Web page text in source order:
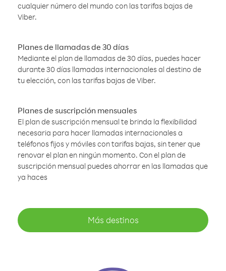
cualquier número del mundo con las tarifas bajas de
Viber.
Planes de llamadas de 30 días
Mediante el plan de llamadas de 30 días, puedes hacer
durante 30 días llamadas internacionales al destino de
tu elección, con las tarifas bajas de Viber.
Planes de suscripción mensuales
El plan de suscripción mensual te brinda la flexibilidad
necesaria para hacer llamadas internacionales a
teléfonos fijos y móviles con tarifas bajas, sin tener que
renovar el plan en ningún momento. Con el plan de
suscripción mensual puedes ahorrar en las llamadas que
ya haces
Más destinos